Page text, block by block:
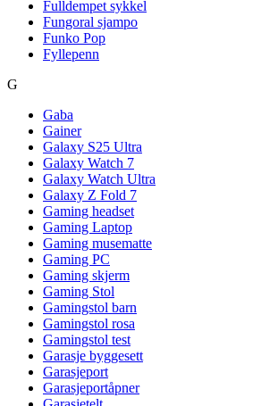
Fulldempet sykkel
Fungoral sjampo
Funko Pop
Fyllepenn
G
Gaba
Gainer
Galaxy S25 Ultra
Galaxy Watch 7
Galaxy Watch Ultra
Galaxy Z Fold 7
Gaming headset
Gaming Laptop
Gaming musematte
Gaming PC
Gaming skjerm
Gaming Stol
Gamingstol barn
Gamingstol rosa
Gamingstol test
Garasje byggesett
Garasjeport
Garasjeportåpner